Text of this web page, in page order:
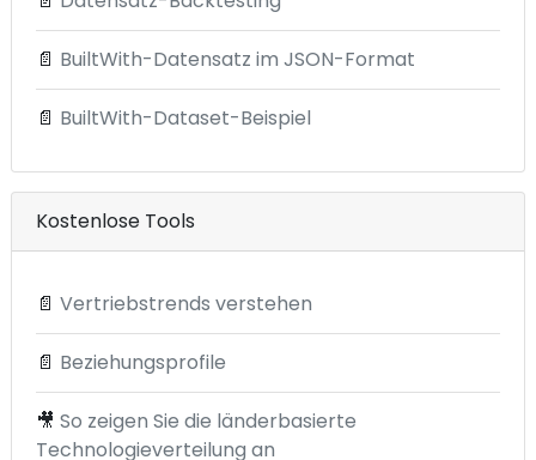
📄 BuiltWith-Datensatz im JSON-Format
📄 BuiltWith-Dataset-Beispiel
Kostenlose Tools
📄 Vertriebstrends verstehen
📄 Beziehungsprofile
🎥 So zeigen Sie die länderbasierte
Technologieverteilung an